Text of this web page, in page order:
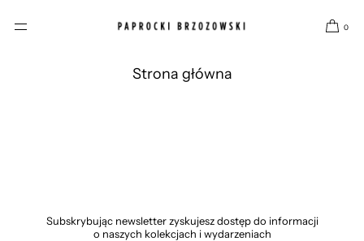
TREŚCI 0
Strona główna
Subskrybując newsletter zyskujesz dostęp do informacji
o naszych kolekcjach i wydarzeniach